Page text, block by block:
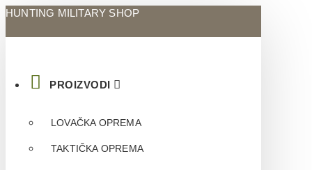
HUNTING MILITARY SHOP
PROIZVODI
LOVAČKA OPREMA
TAKTIČKA OPREMA